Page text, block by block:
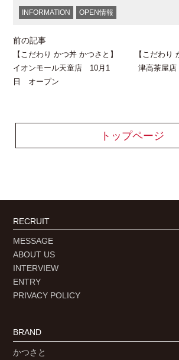
INFORMATION OPEN情報
前の記事
【こだわり かつ丼 かつさと】
イオンモール天童店 10月1
日 オープン
【こだわり
津高茶屋
トップページ
RECRUIT
MESSAGE
ABOUT US
INTERVIEW
ENTRY
PRIVACY POLICY
BRAND
かつさと